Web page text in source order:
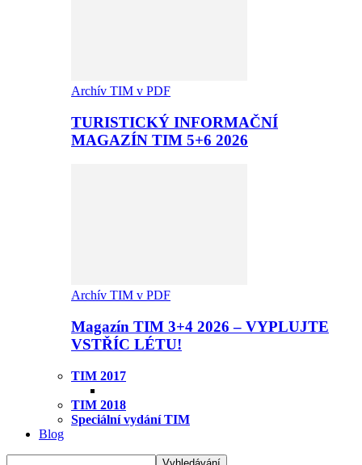
Archív TIM v PDF
TURISTICKÝ INFORMAČNÍ
MAGAZÍN TIM 5+6 2026
Archív TIM v PDF
Magazín TIM 3+4 2026 – VYPLUJTE
VSTŘÍC LÉTU!
TIM 2017
TIM 2018
Speciální vydání TIM
Blog